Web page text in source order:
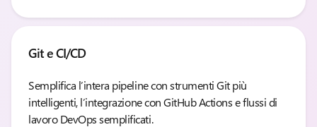
Git e CI/CD
Semplifica l’intera pipeline con strumenti Git più
intelligenti, l’integrazione con GitHub Actions e flussi di
lavoro DevOps semplificati.